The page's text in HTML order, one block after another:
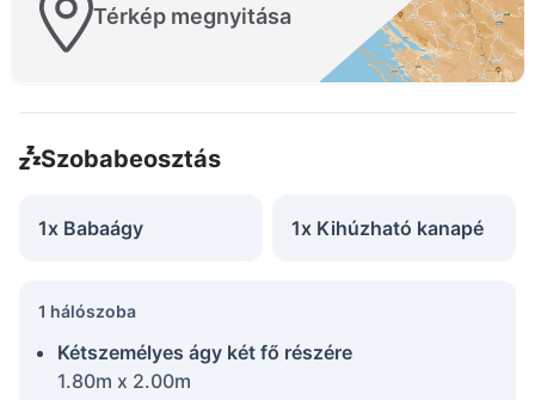
Térkép megnyitása
Szobabeosztás
1x Babaágy 1x Kihúzható kanapé
1 hálószoba
Kétszemélyes ágy két fő részére
1.80m x 2.00m